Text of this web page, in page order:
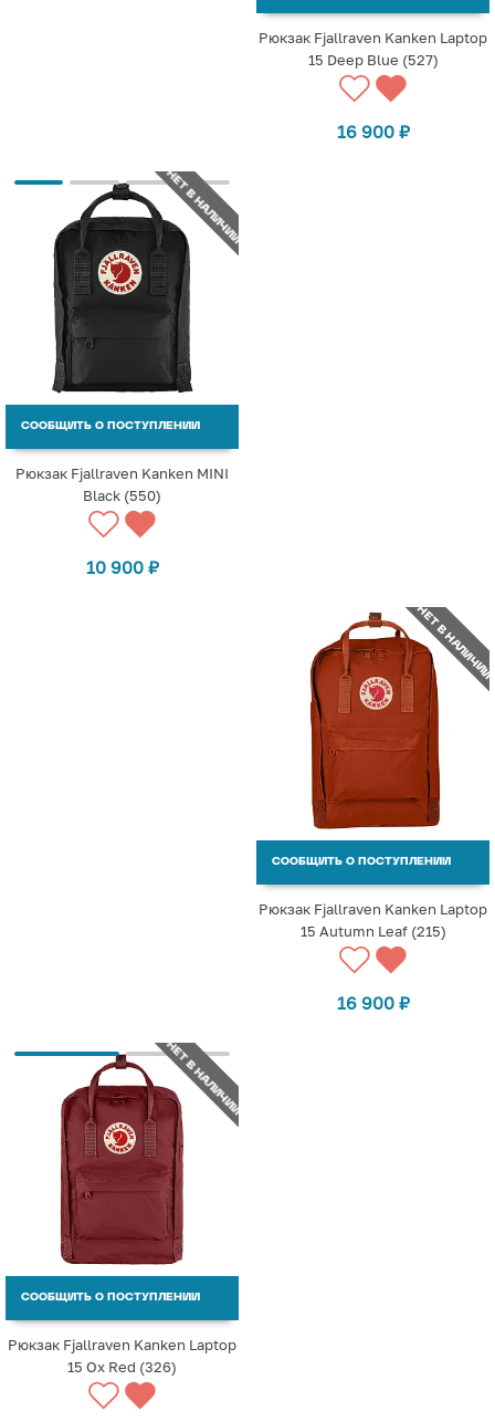
Рюкзак Fjallraven Kanken Laptop
15 Deep Blue (527)
16 900 ₽
НЕТ В НАЛИЧИИ
СООБЩИТЬ О ПОСТУПЛЕНИИ
Рюкзак Fjallraven Kanken MINI
Black (550)
10 900 ₽
НЕТ В НАЛИЧИИ
СООБЩИТЬ О ПОСТУПЛЕНИИ
Рюкзак Fjallraven Kanken Laptop
15 Autumn Leaf (215)
16 900 ₽
НЕТ В НАЛИЧИИ
СООБЩИТЬ О ПОСТУПЛЕНИИ
Рюкзак Fjallraven Kanken Laptop
15 Ox Red (326)